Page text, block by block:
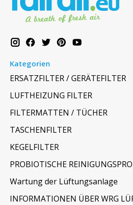
Kategorien
ERSATZFILTER / GERÄTEFILTER
LUFTHEIZUNG FILTER
FILTERMATTEN / TÜCHER
TASCHENFILTER
KEGELFILTER
PROBIOTISCHE
Wartung der Lüftungsanlage
INFORMATIONEN ÜBER WRG